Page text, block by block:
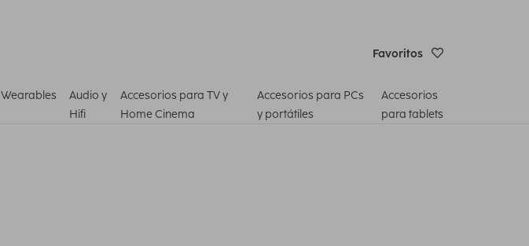
Favoritos
Wearables
Audio y
Hifi
Accesorios para TV y
Home Cinema
Accesorios para PCs
y portátiles
Accesorios
para tablets